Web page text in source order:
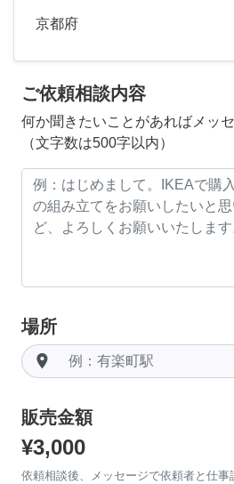
京都府
ご依頼相談内容
何か聞きたいことがあればメッ
（文字数は500字以内）
場所
room
販売金額
¥3,000
依頼相談後、メッセージで依頼者と仕事